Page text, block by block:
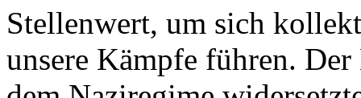
Stellenwert, um sich
unsere Kämpfe führen.